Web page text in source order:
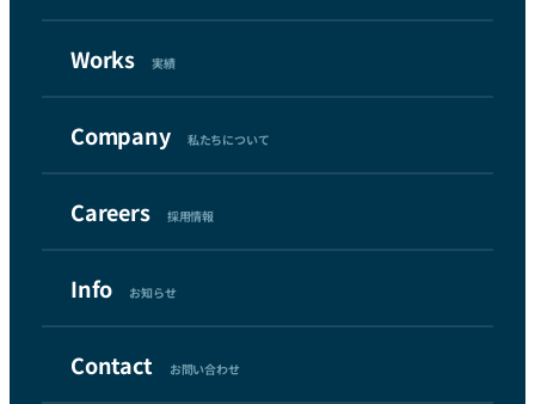
Works 実績
Company 私たちについて
Careers 採用情報
Info お知らせ
Contact お問い合わせ